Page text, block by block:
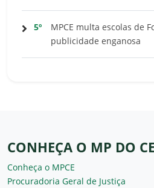
5º
MPCE multa escolas de
publicidade enganosa
CONHEÇA O MP DO
Conheça o MPCE
Procuradoria Geral de Justiça